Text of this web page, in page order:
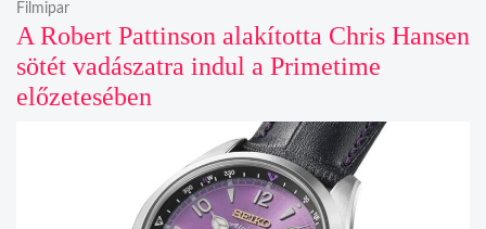
A Robert Pattinson alakította Chris Hansen
sötét vadászatra indul a Primetime
előzetesében
Filmipar